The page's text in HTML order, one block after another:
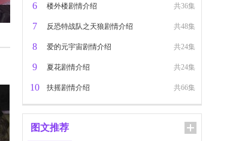
6 共36集
楼外楼剧情介绍
7 共48集
反恐特战队之天狼剧情介绍
8 共24集
爱的元宇宙剧情介绍
9 共24集
夏花剧情介绍
10 共66集
扶摇剧情介绍
图文推荐